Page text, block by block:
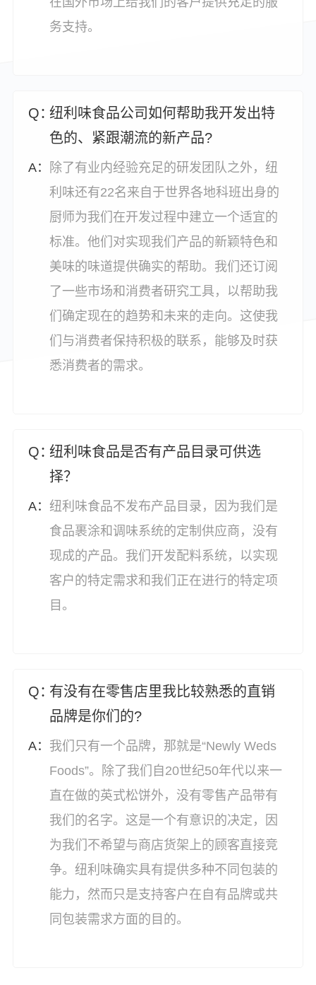
务支持。
纽利味食品公司如何帮助我开发出特
色的、紧跟潮流的新产品?
除了有业内经验充足的研发团队之外，纽
利味还有22名来自于世界各地科班出身的
厨师为我们在开发过程中建立一个适宜的
标准。他们对实现我们产品的新颖特色和
美味的味道提供确实的帮助。我们还订阅
了一些市场和消费者研究工具，以帮助我
们确定现在的趋势和未来的走向。这使我
们与消费者保持积极的联系，能够及时获
悉消费者的需求。
纽利味食品是否有产品目录可供选
择？
纽利味食品不发布产品目录，因为我们是
食品裹涂和调味系统的定制供应商，没有
现成的产品。我们开发配料系统，以实现
客户的特定需求和我们正在进行的特定项
目。
有没有在零售店里我比较熟悉的直销
品牌是你们的?
我们只有一个品牌，那就是“Newly Weds
Foods”。除了我们自20世纪50年代以来一
直在做的英式松饼外，没有零售产品带有
我们的名字。这是一个有意识的决定，因
为我们不希望与商店货架上的顾客直接竞
争。纽利味确实具有提供多种不同包装的
能力，然而只是支持客户在自有品牌或共
同包装需求方面的目的。